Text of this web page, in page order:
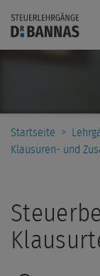
Startseite >
Klausuren- und